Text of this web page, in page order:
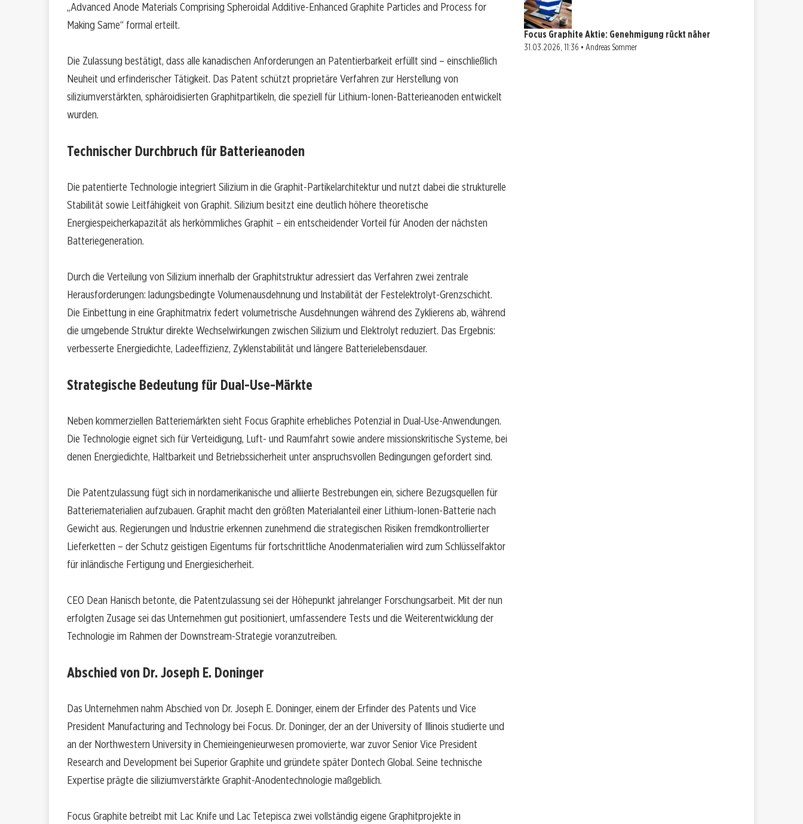
„Advanced Anode Materials Comprising Spheroidal Additive-Enhanced Graphite Particles and Process for
Making Same“ formal erteilt.
Die Zulassung bestätigt, dass alle kanadischen Anforderungen an Patentierbarkeit erfüllt sind – einschließlich
Neuheit und erfinderischer Tätigkeit. Das Patent schützt proprietäre Verfahren zur Herstellung von
siliziumverstärkten, sphäroidisierten Graphitpartikeln, die speziell für Lithium-Ionen-Batterieanoden entwickelt
wurden.
Technischer Durchbruch für Batterieanoden
Die patentierte Technologie integriert Silizium in die Graphit-Partikelarchitektur und nutzt dabei die strukturelle
Stabilität sowie Leitfähigkeit von Graphit. Silizium besitzt eine deutlich höhere theoretische
Energiespeicherkapazität als herkömmliches Graphit – ein entscheidender Vorteil für Anoden der nächsten
Batteriegeneration.
Durch die Verteilung von Silizium innerhalb der Graphitstruktur adressiert das Verfahren zwei zentrale
Herausforderungen: ladungsbedingte Volumenausdehnung und Instabilität der Festelektrolyt-Grenzschicht.
Die Einbettung in eine Graphitmatrix federt volumetrische Ausdehnungen während des Zyklierens ab, während
die umgebende Struktur direkte Wechselwirkungen zwischen Silizium und Elektrolyt reduziert. Das Ergebnis:
verbesserte Energiedichte, Ladeeffizienz, Zyklenstabilität und längere Batterielebensdauer.
Strategische Bedeutung für Dual-Use-Märkte
Neben kommerziellen Batteriemärkten sieht Focus Graphite erhebliches Potenzial in Dual-Use-Anwendungen.
Die Technologie eignet sich für Verteidigung, Luft- und Raumfahrt sowie andere missionskritische Systeme, bei
denen Energiedichte, Haltbarkeit und Betriebssicherheit unter anspruchsvollen Bedingungen gefordert sind.
Die Patentzulassung fügt sich in nordamerikanische und alliierte Bestrebungen ein, sichere Bezugsquellen für
Batteriematerialien aufzubauen. Graphit macht den größten Materialanteil einer Lithium-Ionen-Batterie nach
Gewicht aus. Regierungen und Industrie erkennen zunehmend die strategischen Risiken fremdkontrollierter
Lieferketten – der Schutz geistigen Eigentums für fortschrittliche Anodenmaterialien wird zum Schlüsselfaktor
für inländische Fertigung und Energiesicherheit.
CEO Dean Hanisch betonte, die Patentzulassung sei der Höhepunkt jahrelanger Forschungsarbeit. Mit der nun
erfolgten Zusage sei das Unternehmen gut positioniert, umfassendere Tests und die Weiterentwicklung der
Technologie im Rahmen der Downstream-Strategie voranzutreiben.
Abschied von Dr. Joseph E. Doninger
Das Unternehmen nahm Abschied von Dr. Joseph E. Doninger, einem der Erfinder des Patents und Vice
President Manufacturing and Technology bei Focus. Dr. Doninger, der an der University of Illinois studierte und
an der Northwestern University in Chemieingenieurwesen promovierte, war zuvor Senior Vice President
Research and Development bei Superior Graphite und gründete später Dontech Global. Seine technische
Expertise prägte die siliziumverstärkte Graphit-Anodentechnologie maßgeblich.
Focus Graphite betreibt mit Lac Knife und Lac Tetepisca zwei vollständig eigene Graphitprojekte in
Focus Graphite Aktie: Genehmigung rückt näher
31.03.2026, 11:36 • Andreas Sommer